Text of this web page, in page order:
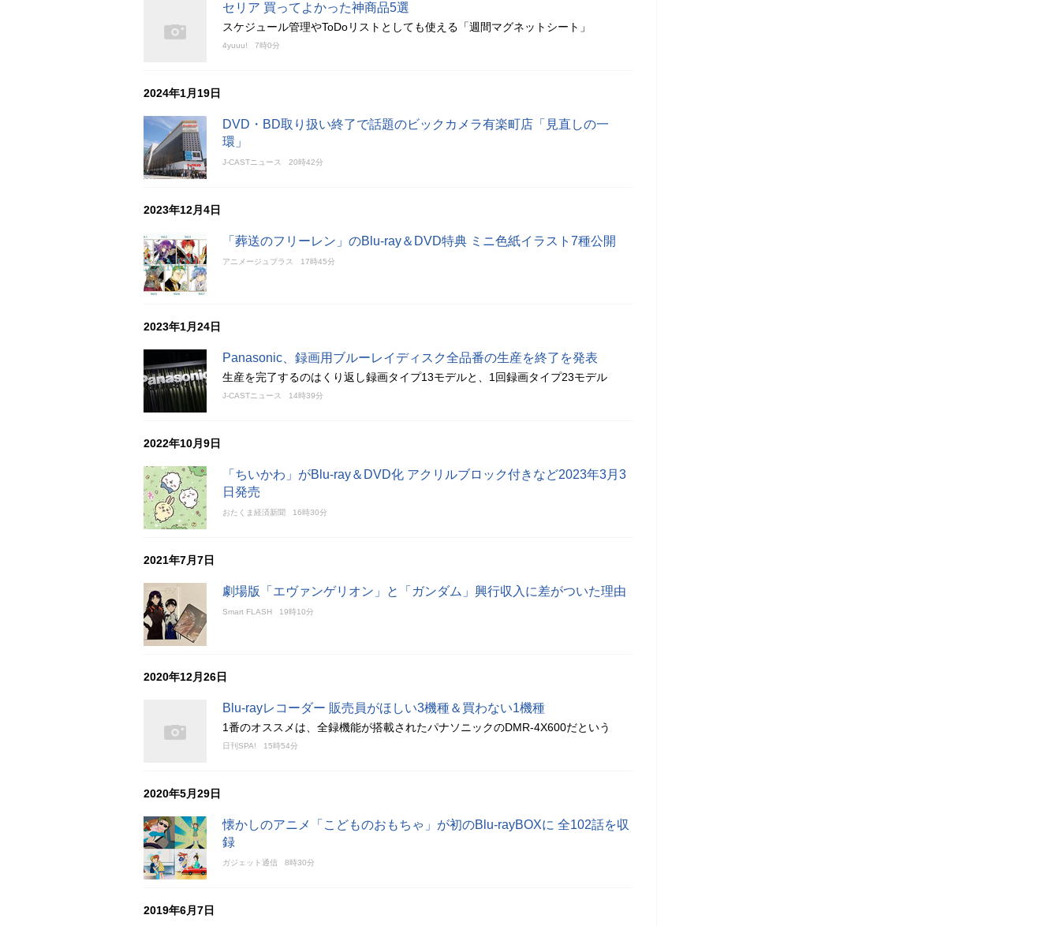
セリア 買ってよかった神商品5選
スケジュール管理やToDoリストとしても使える「週間マグネットシート」
4yuuu! 7時0分
2024年1月19日
DVD・BD取り扱い終了で話題のビックカメラ有楽町店「見直しの一
環」
J-CASTニュース 20時42分
2023年12月4日
「葬送のフリーレン」のBlu-ray＆DVD特典 ミニ色紙イラスト7種公開
アニメージュプラス 17時45分
2023年1月24日
Panasonic、録画用ブルーレイディスク全品番の生産を終了を発表
生産を完了するのはくり返し録画タイプ13モデルと、1回録画タイプ23モデル
J-CASTニュース 14時39分
2022年10月9日
「ちいかわ」がBlu-ray＆DVD化 アクリルブロック付きなど2023年3月3
日発売
おたくま経済新聞 16時30分
2021年7月7日
劇場版「エヴァンゲリオン」と「ガンダム」興行収入に差がついた理由
Smart FLASH 19時10分
2020年12月26日
Blu-rayレコーダー 販売員がほしい3機種＆買わない1機種
1番のオススメは、全録機能が搭載されたパナソニックのDMR-4X600だという
日刊SPA! 15時54分
2020年5月29日
懐かしのアニメ「こどものおもちゃ」が初のBlu-rayBOXに 全102話を収
録
ガジェット通信 8時30分
2019年6月7日